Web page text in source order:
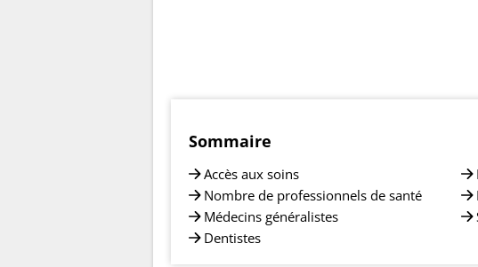
Sommaire
Accès aux soins
Nombre de professionnels de santé
Médecins généralistes
Dentistes